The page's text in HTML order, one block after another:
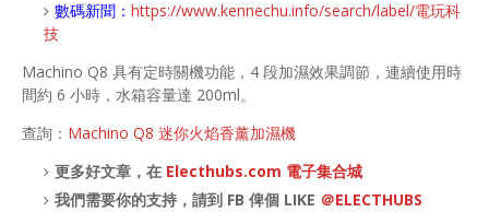
數碼新聞： https://www.kennechu.info/search/label/電玩科
技
Machino Q8 具有定時關機功能，4 段加濕效果調節，連續使用時
間約 6 小時，水箱容量達 200ml。
查詢： Machino Q8 迷你火焰香薰加濕機
更多好文章，在 Electhubs.com 電子集合城
我們需要你的支持，請到 FB 俾個 LIKE ＠ELECTHUBS